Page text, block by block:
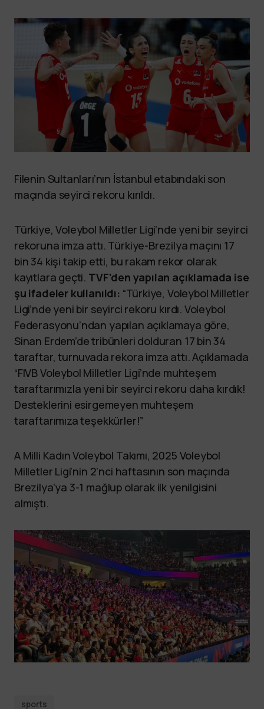
Filenin Sultanları’nın İstanbul etabındaki son
maçında seyirci rekoru kırıldı.
Türkiye, Voleybol Milletler Ligi’nde yeni bir seyirci
rekoruna imza attı. Türkiye-Brezilya maçını 17
bin 34 kişi takip etti, bu rakam rekor olarak
kayıtlara geçti. TVF’den yapılan açıklamada ise
şu ifadeler kullanıldı: “Türkiye, Voleybol Milletler
Ligi’nde yeni bir seyirci rekoru kırdı. Voleybol
Federasyonu’ndan yapılan açıklamaya göre,
Sinan Erdem’de tribünleri dolduran 17 bin 34
taraftar, turnuvada rekora imza attı. Açıklamada
“FIVB Voleybol Milletler Ligi’nde muhteşem
taraftarımızla yeni bir seyirci rekoru daha kırdık!
Desteklerini esirgemeyen muhteşem
taraftarımıza teşekkürler!”
A Milli Kadın Voleybol Takımı, 2025 Voleybol
Milletler Ligi’nin 2’nci haftasının son maçında
Brezilya’ya 3-1 mağlup olarak ilk yenilgisini
almıştı.
sports